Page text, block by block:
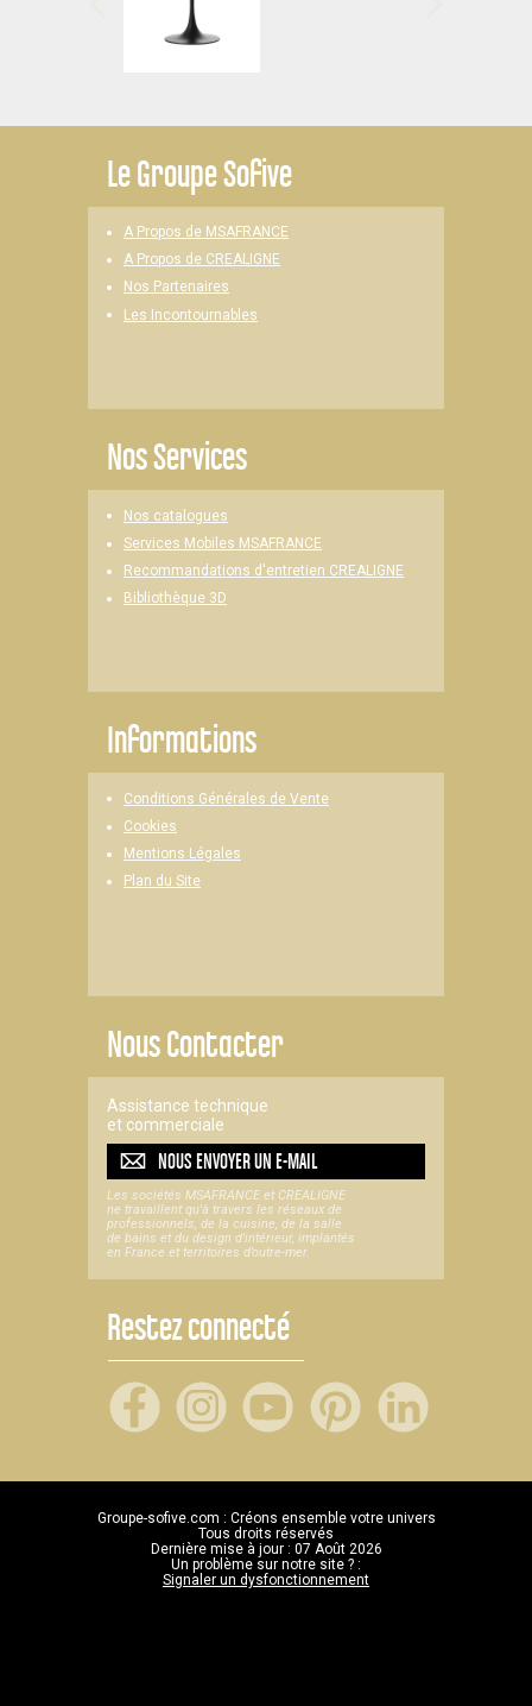
LeGroupe Sofive
A Propos de MSAFRANCE
A Propos de CREALIGNE
Nos Partenaires
Les Incontournables
Nos Services
Nos catalogues
Services Mobiles MSAFRANCE
Recommandations d'entretien CREALIGNE
Bibliothèque 3D
Informations
Conditions Générales de Vente
Cookies
Mentions Légales
Plan du Site
Nous Contacter
Assistance technique
et commerciale
NOUS ENVOYER UNE-MAIL
Les sociétés MSAFRANCE et CREALIGNE
ne travaillent qu'à travers les réseaux de
professionnels, de la cuisine, de la salle
de bains et du design d'intérieur, implantés
en France et territoires d’outre-mer.
Restez connecté
Groupe-sofive.com : Créons ensemble votre univers
Tous droits réservés
Dernière mise à jour : 07 Août 2026
Un problème sur notre site ? :
Signaler un dysfonctionnement